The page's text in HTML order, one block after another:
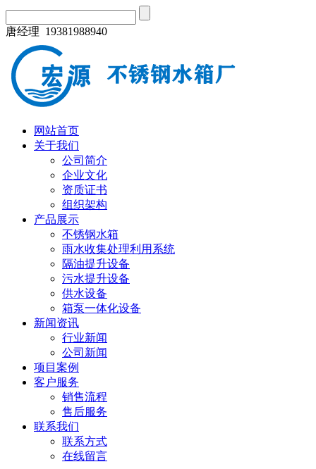
唐经理 19381988940
网站首页
关于我们
公司简介
企业文化
资质证书
组织架构
产品展示
不锈钢水箱
雨水收集处理利用系统
隔油提升设备
污水提升设备
供水设备
箱泵一体化设备
新闻资讯
行业新闻
公司新闻
项目案例
客户服务
销售流程
售后服务
联系我们
联系方式
在线留言